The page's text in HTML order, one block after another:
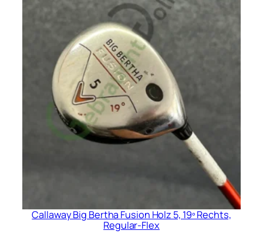
Callaway Big Bertha Fusion Holz 5, 19º Rechts,
Regular-Flex